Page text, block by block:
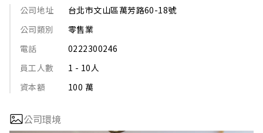
公司地址
台北市文山區萬芳路60-18號
公司類別
零售業
電話
0222300246
員工人數
1 - 10人
資本額
100 萬
公司環境